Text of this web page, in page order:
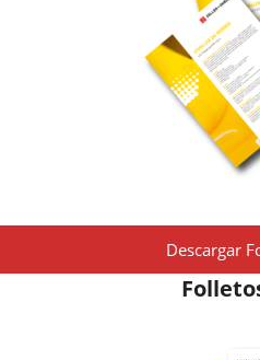
Descargar